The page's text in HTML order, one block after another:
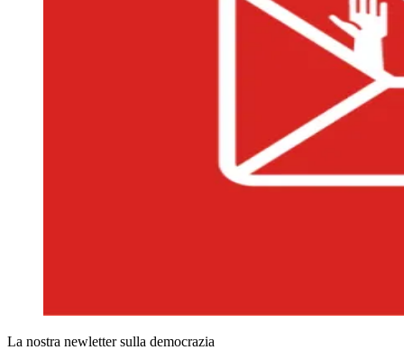
La nostra newletter sulla democrazia